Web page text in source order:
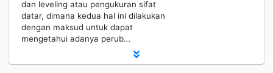
dan leveling atau pengukuran sifat
datar, dimana kedua hal ini dilakukan
dengan maksud untuk dapat
mengetahui adanya perub…